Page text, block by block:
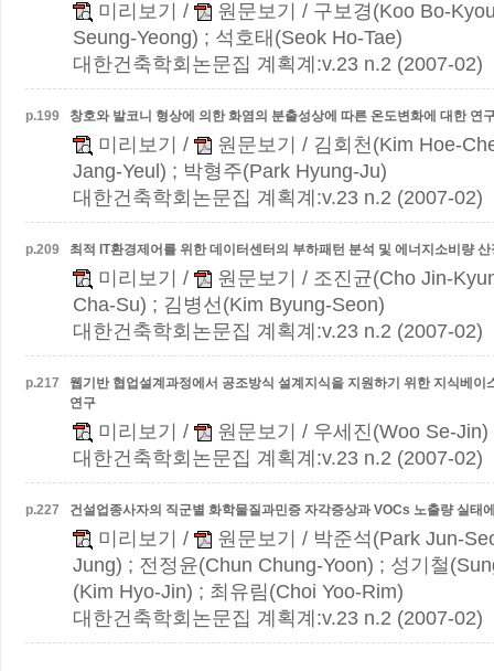
미리보기 / 원문보기
/ 구보경(Koo Bo-
Seung-Yeong) ; 석호태(Seok Ho-Tae)
대한건축학회논문집 계획계:v.23 n.2 (2007-02)
p.199 창호와 발코니 형상에 의한 화염의 분출성상에 따른 온도변화에 대한 연
미리보기 / 원문보기
/ 김회천(Kim Hoe-
Jang-Yeul) ; 박형주(Park Hyung-Ju)
대한건축학회논문집 계획계:v.23 n.2 (2007-02)
p.209 최적 IT환경제어를 위한 데이터센터의 부하패턴 분석 및 에너지소비량
미리보기 / 원문보기
/ 조진균(Cho Jin-
Cha-Su) ; 김병선(Kim Byung-Seon)
대한건축학회논문집 계획계:v.23 n.2 (2007-02)
p.217
웹기반 협업설계과정에서 공조방식 설계지식을 지원하기 위한 지식베이
연구
미리보기 / 원문보기
/ 우세진(Woo Se-Jin)
대한건축학회논문집 계획계:v.23 n.2 (2007-02)
p.227 건설업종사자의 직군별 화학물질과민증 자각증상과 VOCs 노출량 실태
미리보기 / 원문보기
/ 박준석(Park Jun-
Jung) ; 전정윤(Chun Chung-Yoon) ; 성기철
(Kim Hyo-Jin) ; 최유림(Choi Yoo-Rim)
대한건축학회논문집 계획계:v.23 n.2 (2007-02)